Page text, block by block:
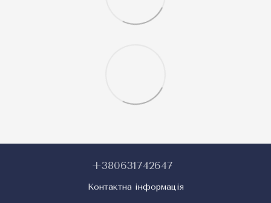
+380631742647
Контактна інформація